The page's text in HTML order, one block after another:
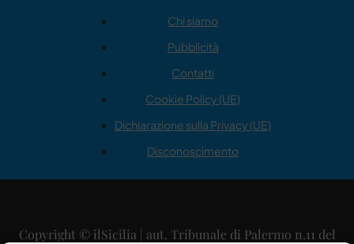
Chi siamo
Pubblicità
Contatti
Cookie Policy (UE)
Dichiarazione sulla Privacy (UE)
Disconoscimento
Copyright © ilSicilia | aut. Tribunale di Palermo n.11 del